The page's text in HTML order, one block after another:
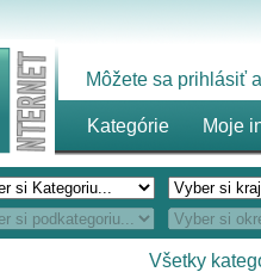
Môžete sa prihlásiť
Kategórie Moje
Všetky